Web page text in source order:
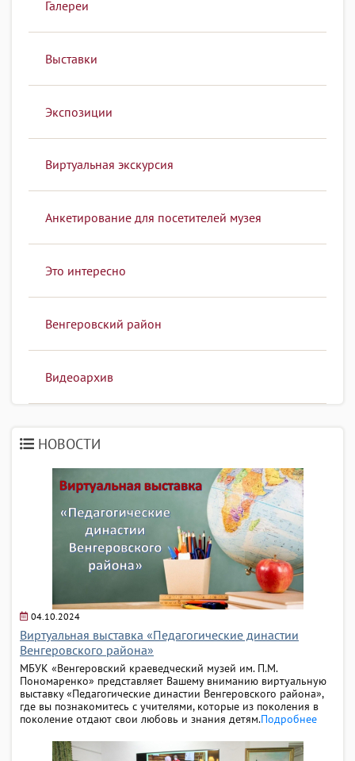
Галереи
Выставки
Экспозиции
Виртуальная экскурсия
Анкетирование для посетителей музея
Это интересно
Венгеровский район
Видеоархив
НОВОСТИ
04.10.2024
Виртуальная выставка «Педагогические династии
Венгеровского района»
МБУК «Венгеровский краеведческий музей им. П.М.
Пономаренко» представляет Вашему вниманию виртуальную
выставку «Педагогические династии Венгеровского района»,
где вы познакомитесь с учителями, которые из поколения в
поколение отдают свои любовь и знания детям.Подробнее